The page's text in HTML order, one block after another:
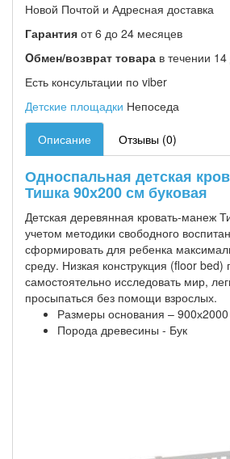
Новой Почтой и Адресная доставка
Гарантия от 6 до 24 месяцев
Oбмен/возврат товара в течении
Есть консультации по viber
Детские площадки Непоседа
Описание Отзывы (0)
Односпальная детская
Тишка 90х200 см буковая
Детская деревянная кровать-манеж
учетом методики свободного
сформировать для ребенка
среду. Низкая конструкция (floor
самостоятельно исследовать мир,
просыпаться без помощи взрослых.
Размеры основания –
Порода древесины - Бук